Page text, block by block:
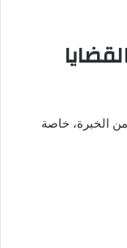
الخبرة، خاصة